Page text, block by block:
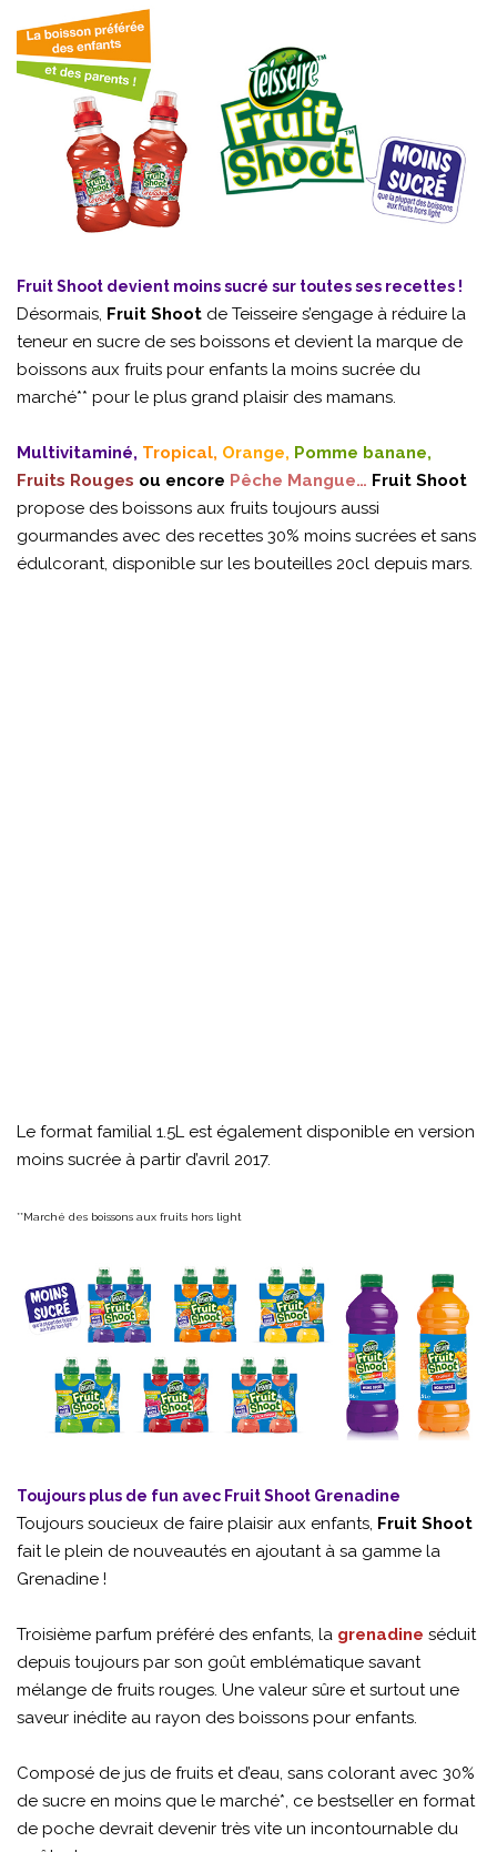
Fruit Shoot devient moins sucré sur toutes ses recettes !
Désormais, Fruit Shoot de Teisseire s’engage à réduire la
teneur en sucre de ses boissons et devient la marque de
boissons aux fruits pour enfants la moins sucrée du
marché** pour le plus grand plaisir des mamans.
Multivitaminé, Tropical, Orange, Pomme banane,
Fruits Rouges ou encore Pêche Mangue… Fruit Shoot
propose des boissons aux fruits toujours aussi
gourmandes avec des recettes 30% moins sucrées et sans
édulcorant, disponible sur les bouteilles 20cl depuis mars.
Le format familial 1.5L est également disponible en version
moins sucrée à partir d’avril 2017.
**Marché des boissons aux fruits hors light
Toujours plus de fun avec Fruit Shoot Grenadine
Toujours soucieux de faire plaisir aux enfants, Fruit Shoot
fait le plein de nouveautés en ajoutant à sa gamme la
Grenadine !
Troisième parfum préféré des enfants, la grenadine séduit
depuis toujours par son goût emblématique savant
mélange de fruits rouges. Une valeur sûre et surtout une
saveur inédite au rayon des boissons pour enfants.
Composé de jus de fruits et d’eau, sans colorant avec 30%
de sucre en moins que le marché*, ce bestseller en format
de poche devrait devenir très vite un incontournable du